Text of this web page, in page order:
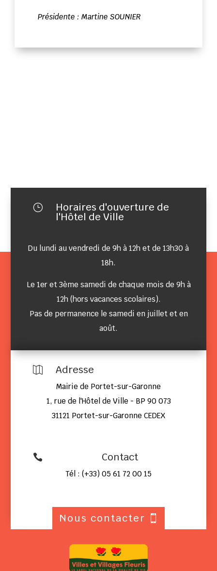
Présidente : Martine SOUNIER
} Horaires d'ouverture de
l'Hôtel de Ville
Du lundi au vendredi de 9h à 12h et de 13h30 à
18h.
Le 1er et 3ème samedi de chaque mois de 9h à
12h (hors vacances scolaires).
Pas de permanence le samedi en juillet et en
août.
 Adresse
Mairie de Portet-sur-Garonne
1, rue de l'Hôtel de Ville - BP 90 073
31121 Portet-sur-Garonne CEDEX
 Contact
Tél : (+33) 05 61 72 00 15
Nous contacter